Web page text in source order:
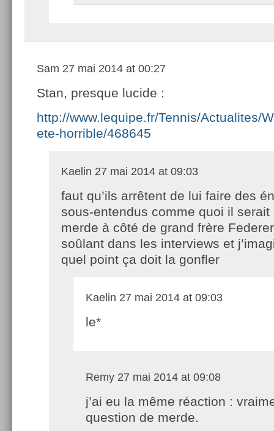
Sam 27 mai 2014 at 00:27
Stan, presque lucide :
http://www.lequipe.fr/Tennis/Actualites/
ete-horrible/468645
Kaelin 27 mai 2014 at 09:03
faut qu’ils arrêtent de lui faire des
sous-entendus comme quoi il serait
merde à côté de grand frère
soûlant dans les interviews et
quel point ça doit la gonfler
Kaelin 27 mai 2014 at 09:03
le*
Remy 27 mai 2014 at 09:08
j’ai eu la même réaction :
question de merde.